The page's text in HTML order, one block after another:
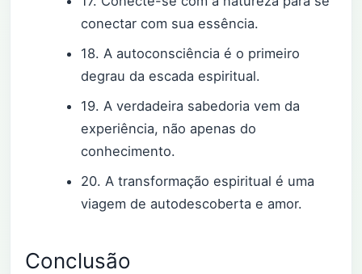
conectar com sua essência.
18. A autoconsciência é o primeiro
degrau da escada espiritual.
19. A verdadeira sabedoria vem da
experiência, não apenas do
conhecimento.
20. A transformação espiritual é uma
viagem de autodescoberta e amor.
Conclusão